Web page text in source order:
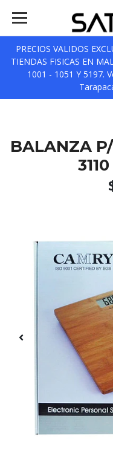
PRECIOS VALIDOS
TIENDAS FISICAS EN
1001 - 1051 Y 5197.
BALANZA